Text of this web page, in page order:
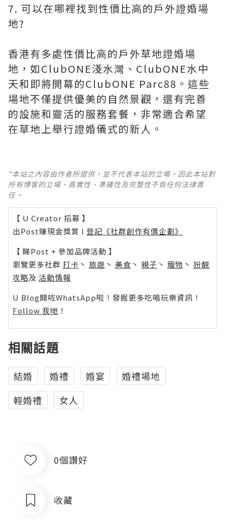
7. 可以在哪裡找到性價比高的戶外證婚場
地?
香港有多處性價比高的戶外草地證婚場
地，如ClubONE淺水灣、ClubONE水中
天和即將開幕的ClubONE Parc88。這些
場地不僅提供優美的自然景觀，還有完善
的設施和靈活的服務套餐，非常適合希望
在草地上舉行證婚儀式的新人。
*本站之內容由作者所提供，並不代表本站的立場。因此本站對
所有博客的立場、真實性、準確性及完整性不負任何法律責
任。
【 U Creator 招募 】
出Post賺現金獎賞 l 登記《社群創作有價企劃》
【 睇Post + 參加品牌活動 】
瀏覽更多社群 打卡 丶 旅遊 丶 美食 丶 親子 丶 寵物 丶 扮靚
攻略及 活動情報
U Blog開咗WhatsApp啦！發掘更多吃喝玩樂資訊！
Follow 我哋 ！
相關話題
結婚 婚禮 婚宴
婚禮場地
輕婚禮
女人
0個讚好
收藏